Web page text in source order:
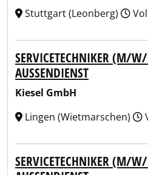
Stuttgart (Leonberg)
SERVICETECHNIKER (M/
AUSSENDIENST
Kiesel GmbH
Lingen (Wietmarschen)
SERVICETECHNIKER (M/